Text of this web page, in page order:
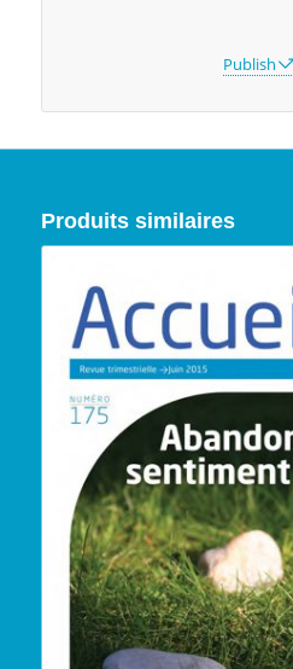
Publish
Produits similaires